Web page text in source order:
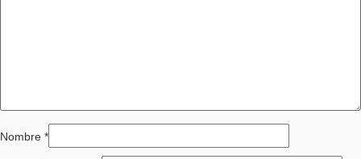
Nombre *